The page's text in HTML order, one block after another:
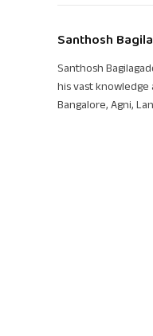
Santhosh
Santhosh
his vast
Bangalore, Agni,